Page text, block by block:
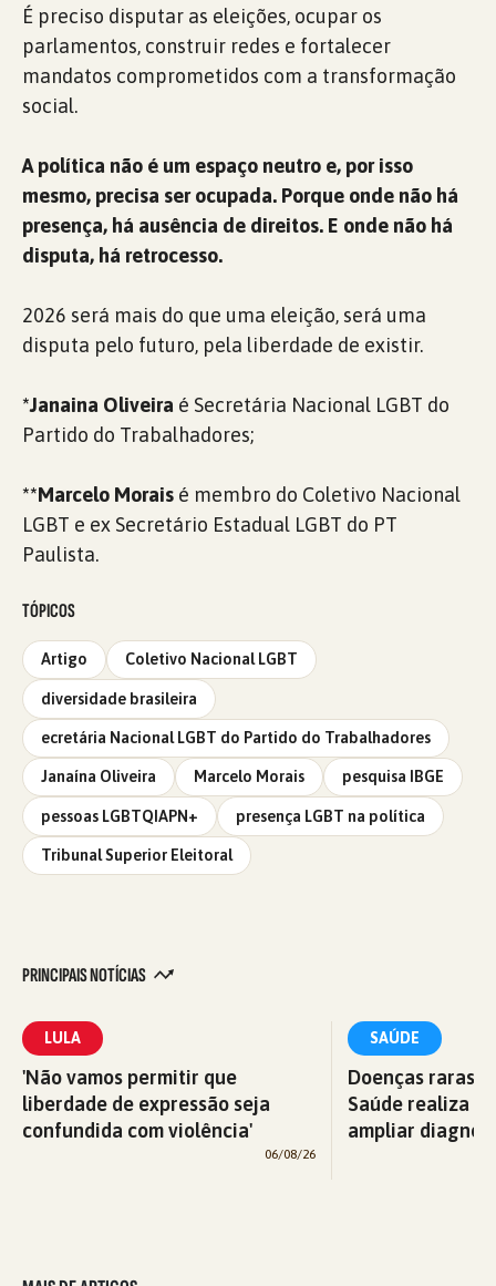
É preciso disputar as eleições, ocupar os
parlamentos, construir redes e fortalecer
mandatos comprometidos com a transformação
social.
A política não é um espaço neutro e, por isso
mesmo, precisa ser ocupada. Porque onde não há
presença, há ausência de direitos. E onde não há
disputa, há retrocesso.
2026 será mais do que uma eleição, será uma
disputa pelo futuro, pela liberdade de existir.
*Janaina Oliveira é Secretária Nacional LGBT do
Partido do Trabalhadores;
**Marcelo Morais é membro do Coletivo Nacional
LGBT e ex Secretário Estadual LGBT do PT
Paulista.
TÓPICOS
Artigo Coletivo Nacional LGBT
diversidade brasileira
ecretária Nacional LGBT do Partido do Trabalhadores
Janaína Oliveira Marcelo Morais pesquisa IBGE
pessoas LGBTQIAPN+ presença LGBT na política
Tribunal Superior Eleitoral
PRINCIPAIS NOTÍCIAS
LULA
'Não vamos permitir que
liberdade de expressão seja
confundida com violência'
06/08/26
SAÚDE
Doenças raras:
Saúde realiza
ampliar